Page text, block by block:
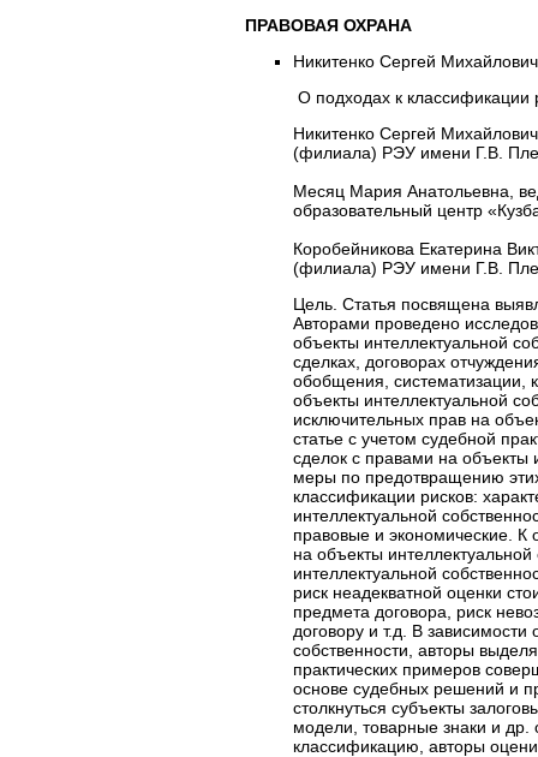
ПРАВОВАЯ ОХРАНА
Никитенко Сергей
О подходах к классификации
Никитенко Сергей
(филиала) РЭУ имени Г.В.
Месяц Мария Анатольевна,
образовательный центр
Коробейникова Екатерина
(филиала) РЭУ имени Г.В.
Цель. Статья посвящена
Авторами проведено
объекты интеллектуальной
сделках, договорах
обобщения, систематизации,
объекты интеллектуальной
исключительных прав на
статье с учетом судебной
сделок с правами на объекты
меры по предотвращению
классификации рисков:
интеллектуальной
правовые и экономические. К
на объекты
интеллектуальной
риск неадекватной оценки
предмета договора, риск
договору и т.д. В
собственности, авторы
практических примеров
основе судебных решений и
столкнуться субъекты
модели, товарные знаки и др.
классификацию, авторы